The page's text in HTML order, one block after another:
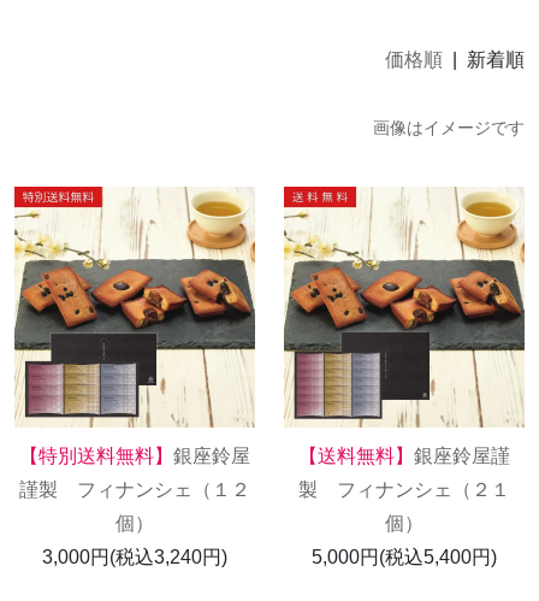
価格順 | 新着順
画像はイメージです
【特別送料無料】 銀座鈴屋
謹製 フィナンシェ（１２
個）
3,000円(税込3,240円)
【送料無料】 銀座鈴屋謹
製 フィナンシェ（２１
個）
5,000円(税込5,400円)